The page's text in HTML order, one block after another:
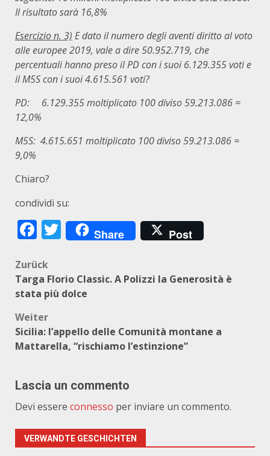
Il risultato sarà 16,8%
Esercizio n. 3) E dato il numero degli aventi diritto al voto
alle europee 2019, vale a dire 50.952.719, che
percentuali hanno preso il PD con i suoi 6.129.355 voti e
il M5S con i suoi 4.615.561 voti?
PD: 6.129.355 moltiplicato 100 diviso 59.213.086 =
12,0%
M5S: 4.615.651 moltiplicato 100 diviso 59.213.086 =
9,0%
Chiaro?
condividi su:
Facebook
Twitter
Share Post
Beitragsnavigation
Zurück
Targa Florio Classic. A Polizzi la Generosità è
stata più dolce
Weiter
Sicilia: l’appello delle Comunità montane a
Mattarella, “rischiamo l’estinzione”
Lascia un commento
Devi essere connesso per inviare un commento.
VERWANDTE GESCHICHTEN